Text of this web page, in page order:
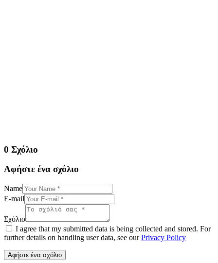
0 Σχόλιο
Αφήστε ένα σχόλιο
Name
E-mail
Σχόλιο
I agree that my submitted data is being collected and stored. For
further details on handling user data, see ourPrivacy Policy